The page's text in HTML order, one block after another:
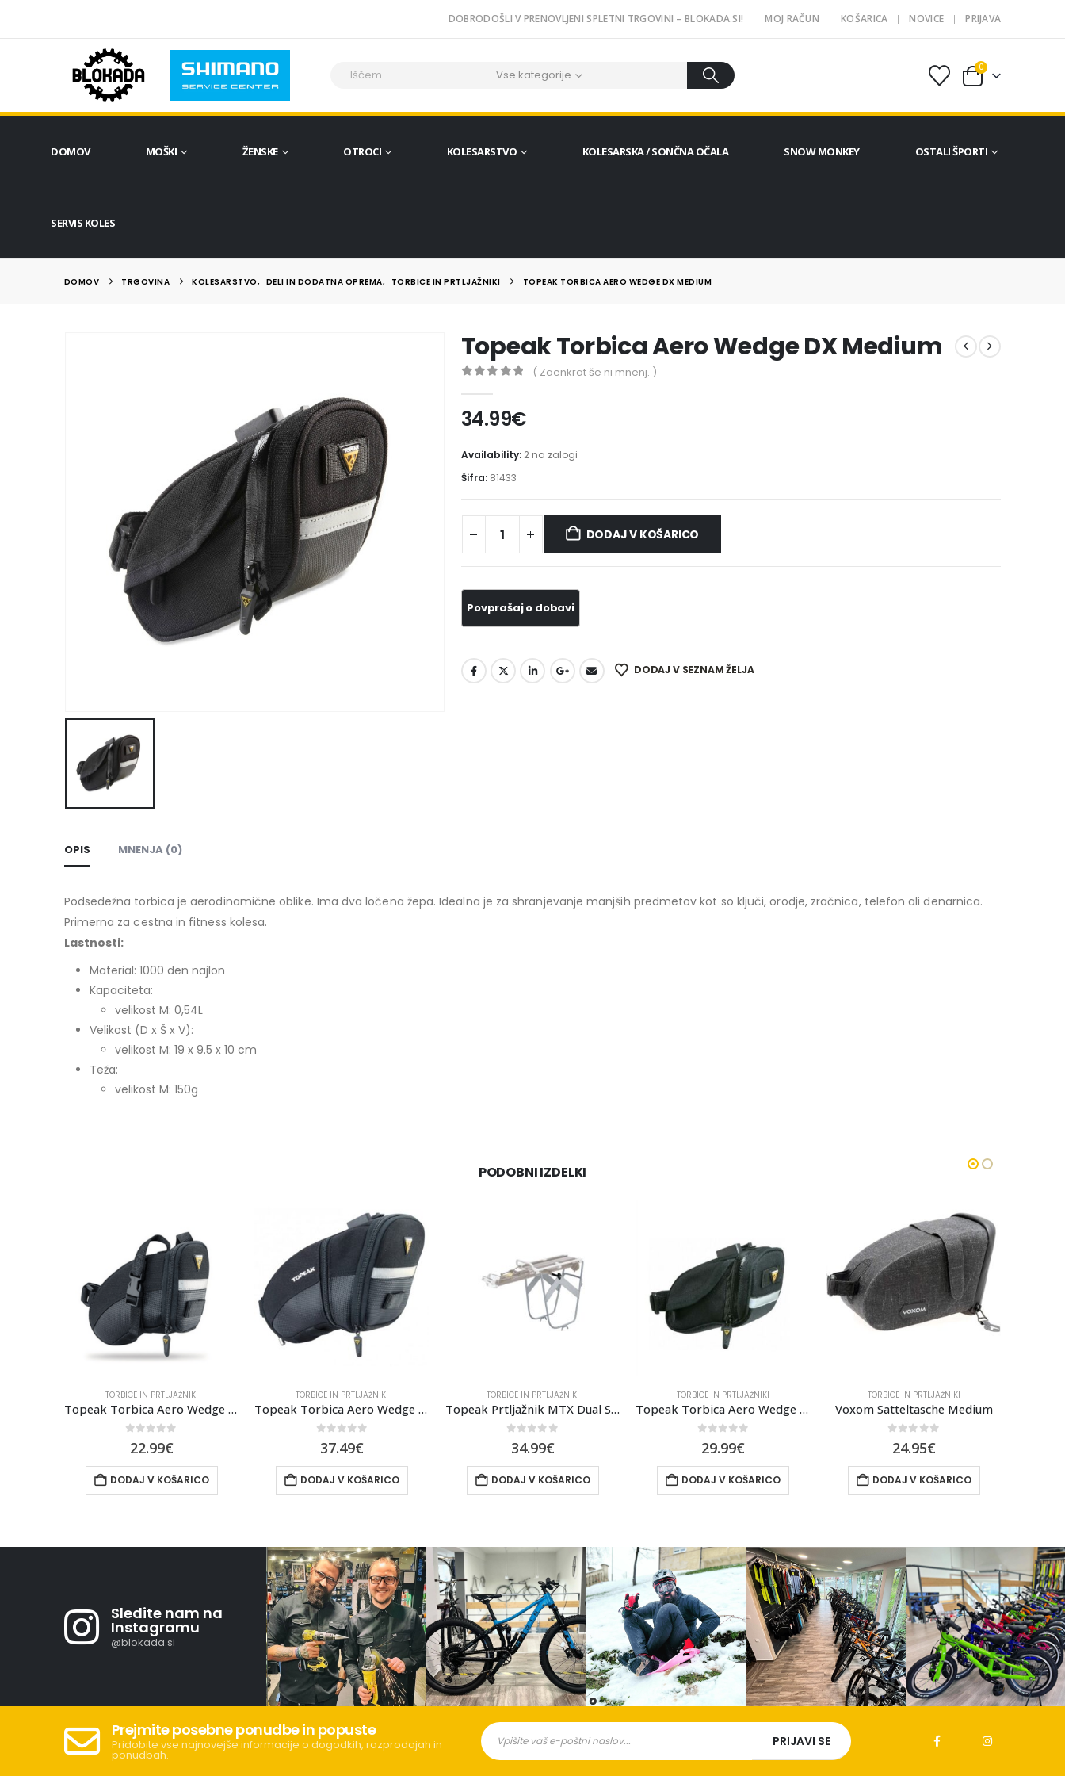
DOBRODOŠLI V PRENOVLJENI SPLETNI TRGOVINI – BLOKADA.SI! MOJ RAČUN KOŠARICA NOVICE PRIJAVA
Vse kategorije
0
DOMOV MOŠKI ŽENSKE OTROCI KOLESARSTVO KOLESARSKA / SONČNA OČALA SNOW MONKEY OSTALI ŠPORTI
SERVIS KOLES
DOMOV TRGOVINA KOLESARSTVO, DELI IN DODATNA OPREMA, TORBICE IN PRTLJAŽNIKI TOPEAK TORBICA AERO WEDGE DX MEDIUM
Topeak Torbica Aero Wedge DX Medium
( Zaenkrat še ni mnenj. )
34.99€
Availability: 2 na zalogi
Šifra: 81433
DODAJ V KOŠARICO
DODAJ V SEZNAM ŽELJA
OPIS MNENJA (0)
Podsedežna torbica je aerodinamične oblike. Ima dva ločena žepa. Idealna je za shranjevanje manjših predmetov kot so ključi, orodje, zračnica, telefon ali denarnica.
Primerna za cestna in fitness kolesa.
Lastnosti:
Material: 1000 den najlon
Kapaciteta:
velikost M: 0,54L
Velikost (D x Š x V):
velikost M: 19 x 9.5 x 10 cm
Teža:
velikost M: 150g
PODOBNI IZDELKI
TORBICE IN PRTLJAŽNIKI
Topeak Torbica Aero Wedge Pack s Trakovi M
22.99€
DODAJ V KOŠARICO
TORBICE IN PRTLJAŽNIKI
Topeak Torbica Aero Wedge Pack Large
37.49€
DODAJ V KOŠARICO
TORBICE IN PRTLJAŽNIKI
Topeak Prtljažnik MTX Dual Side
34.99€
DODAJ V KOŠARICO
TORBICE IN PRTLJAŽNIKI
Topeak Torbica Aero Wedge DX Small
29.99€
DODAJ V KOŠARICO
TORBICE IN PRTLJAŽNIKI
Voxom Satteltasche Medium
24.95€
DODAJ V KOŠARICO
Sledite nam na
Instagramu
@blokada.si
Prejmite posebne ponudbe in popuste
Pridobite vse najnovejše informacije o dogodkih, razprodajah in
ponudbah.